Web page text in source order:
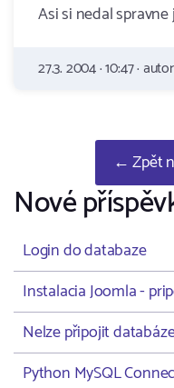
Asi si nedal
27.3. 2004 · 10:47 · autor
← Zpět
Nové
Login do databaze
Instalacia Joomla -
Nelze připojit
Python MySQL